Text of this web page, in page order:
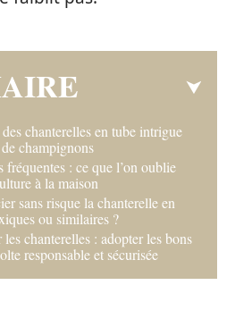
chanterelles en tube intrigue
champignons
: ce que l’on oublie
à la maison
sans risque la chanterelle en
ou similaires ?
chanterelles : adopter les bons
responsable et sécurisée